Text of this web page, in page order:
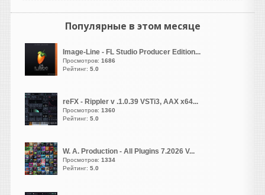
специальном юбилейном
издании, посвященном 20-
летию.
vangog171
написал 06.08.2026 в
меня-Microsoft Visual C++
(2005–2022, x86 и x64)
И- DirectX End-User
Популярные в этом месяце
Image-Line - FL Studio Producer Edition...
Просмотров: 1686
Рейтинг: 5.0
reFX - Rippler v .1.0.39 VSTi3, AAX x64...
Просмотров: 1360
Рейтинг: 5.0
W. A. Production - All Plugins 7.2026 V...
Просмотров: 1334
Рейтинг: 5.0